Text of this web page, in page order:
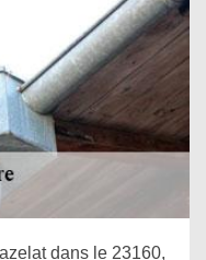
dans le 23160,